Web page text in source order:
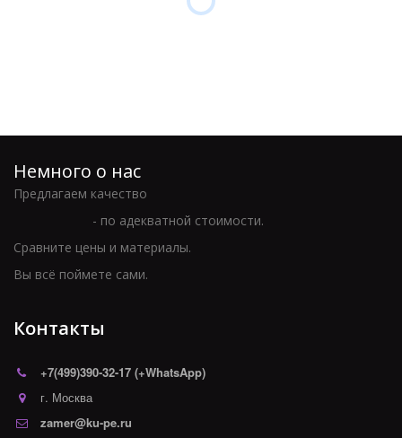
Немного о нас
Предлагаем качество
- по адекватной стоимости.
Сравните цены и материалы.
Вы всё поймете сами.
Контакты
+7(499)390-32-17 (+WhatsApp)
г. Москва
zamer@ku-pe.ru